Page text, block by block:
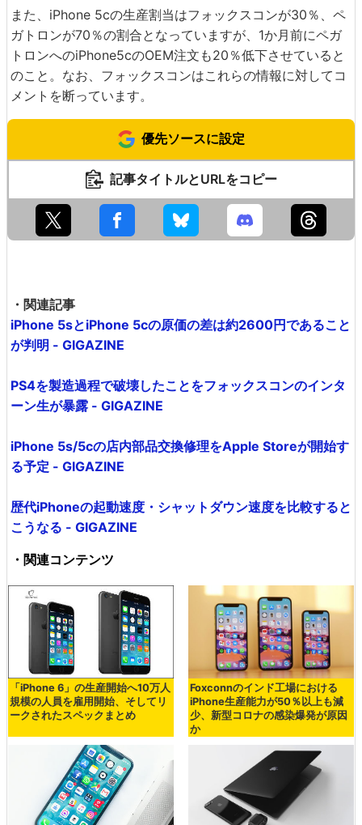
また、iPhone 5cの生産割当はフォックスコンが30％、ペ
ガトロンが70％の割合となっていますが、1か月前にペガ
トロンへのiPhone5cのOEM注文も20％低下させていると
のこと。なお、フォックスコンはこれらの情報に対してコ
メントを断っています。
優先ソースに設定
記事タイトルとURLをコピー
・関連記事
iPhone 5sとiPhone 5cの原価の差は約2600円であること
が判明 - GIGAZINE
PS4を製造過程で破壊したことをフォックスコンのインタ
ーン生が暴露 - GIGAZINE
iPhone 5s/5cの店内部品交換修理をApple Storeが開始す
る予定 - GIGAZINE
歴代iPhoneの起動速度・シャットダウン速度を比較すると
こうなる - GIGAZINE
・関連コンテンツ
「iPhone 6」の生産開始へ10万人
規模の人員を雇用開始、そしてリ
ークされたスペックまとめ
Foxconnのインド工場における
iPhone生産能力が50％以上も減
少、新型コロナの感染爆発が原因
か